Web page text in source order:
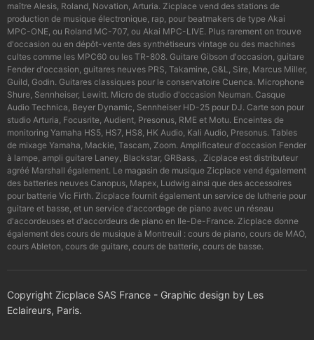
maître Alesis, Roland, Novation, Arturia. Zicplace vend des stations de
production de musique électronique, rap, pour beatmakers de type Akai
MPC-ONE, ou Roland MC-707, ou Akai MPC-LIVE. Plus rarement on trouve
d'occasion ou en dépôt-vente des synthétiseurs vintage ou des machines
cultes comme les MPC60 ou les TR-808. Guitare Gibson d'occasion, guitare
Fender d'occasion, guitares neuves PRS, Takamine, G&L, Sire, Marcus Miller,
Guild, Godin. Guitares classiques pour le conservatoire Cuenca. Microphone
Shure, Sennheiser, Lewitt. Micro de studio d'occasion Neuman. Casque
Audio Technica, Beyer Dynamic, Sennheiser HD-25 pour DJ. Carte son pour
studio Arturia, Focusrite, Audient, Presonus, RME et Motu. Enceintes de
monitoring Yamaha HS5, HS7, HS8, HK Audio, Kali Audio, Presonus. Tables
de mixage Yamaha, Mackie, Tascam, Zoom. Amplificateur d'occasion Fender
à lampe, ampli guitare Laney, Blackstar, GRBass, . Zicplace est distributeur
agréé Marshall également. Le magasin de musique Zicplace vend également
des batteries neuves Canopus, Mapex, Ludwig ainsi que des accessoires
pour batterie Vic Firth. Zicplace fournit également un service de lutherie pour
guitare et basse, et un service d'accordage de piano avec un réseau
d'accordeuses et d'accordeurs de piano en Ile-De-France. Zicplace donne
également des cours de musique à Montreuil : cours de piano, cours de MAO,
cours Ableton, cours de guitare, cours de batterie, cours de basse.
Copyright Zicplace SAS France - Graphic design by Les
Eclaireurs, Paris.